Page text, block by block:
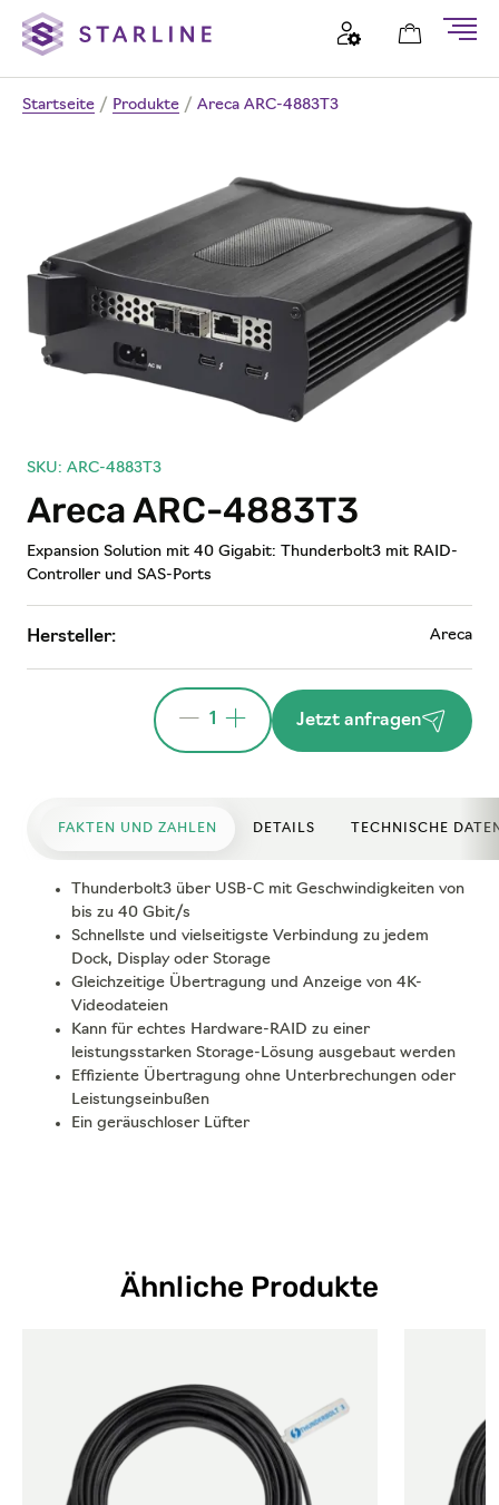
Startseite / Produkte / Areca ARC-4883T3
SKU: ARC-4883T3
Areca ARC-4883T3
Expansion Solution mit 40 Gigabit: Thunderbolt3 mit RAID-
Controller und SAS-Ports
Hersteller: Areca
1 Jetzt anfragen
FAKTEN UND ZAHLEN DETAILS TECHNISCHE
Thunderbolt3 über USB-C mit Geschwindigkeiten von
bis zu 40 Gbit/s
Schnellste und vielseitigste Verbindung zu jedem
Dock, Display oder Storage
Gleichzeitige Übertragung und Anzeige von 4K-
Videodateien
Kann für echtes Hardware-RAID zu einer
leistungsstarken Storage-Lösung ausgebaut werden
Effiziente Übertragung ohne Unterbrechungen oder
Leistungseinbußen
Ein geräuschloser Lüfter
Ähnliche Produkte